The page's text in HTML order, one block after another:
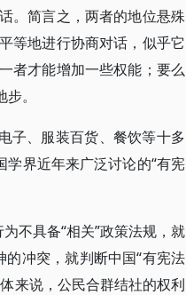
。简言之，两者的地位悬殊
等地进行协商对话，似乎它
者才能增加一些权能；要么
。
子、服装百货、餐饮等十多
学界近年来广泛讨论的“有宪
不具备“相关”政策法规，就
的冲突，就判断中国“有宪法
来说，公民合群结社的权利